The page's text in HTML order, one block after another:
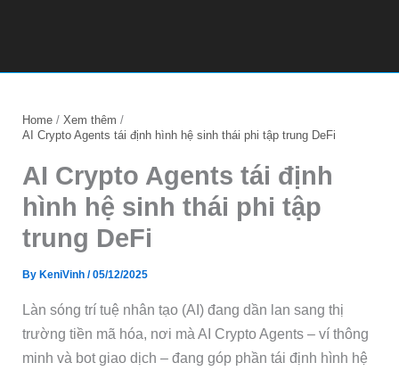
Home
Xem thêm
AI Crypto Agents tái định hình hệ sinh thái phi tập trung DeFi
AI Crypto Agents tái định
hình hệ sinh thái phi tập
trung DeFi
By KeniVinh/05/12/2025
Làn sóng trí tuệ nhân tạo (AI) đang dần lan sang thị
trường tiền mã hóa, nơi mà AI Crypto Agents – ví thông
minh và bot giao dịch – đang góp phần tái định hình hệ